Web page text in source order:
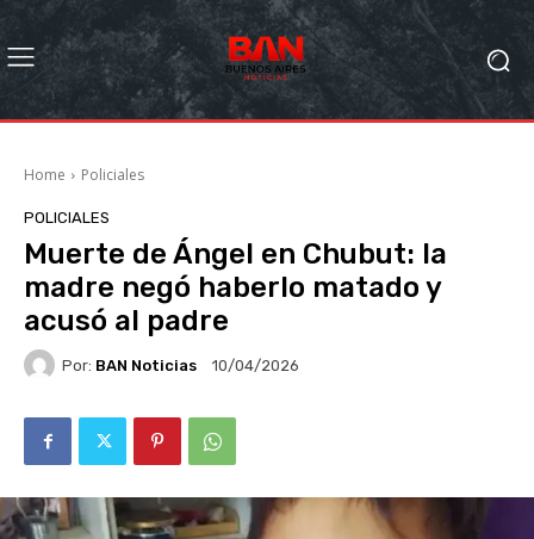
Home Policiales
POLICIALES
Muerte de Ángel en Chubut: la
madre negó haberlo matado y
acusó al padre
Por: BAN Noticias 10/04/2026